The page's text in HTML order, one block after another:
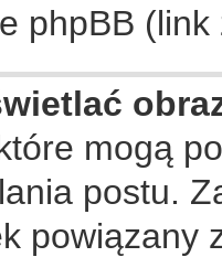
phpBB
mogą
postu.
powiązany